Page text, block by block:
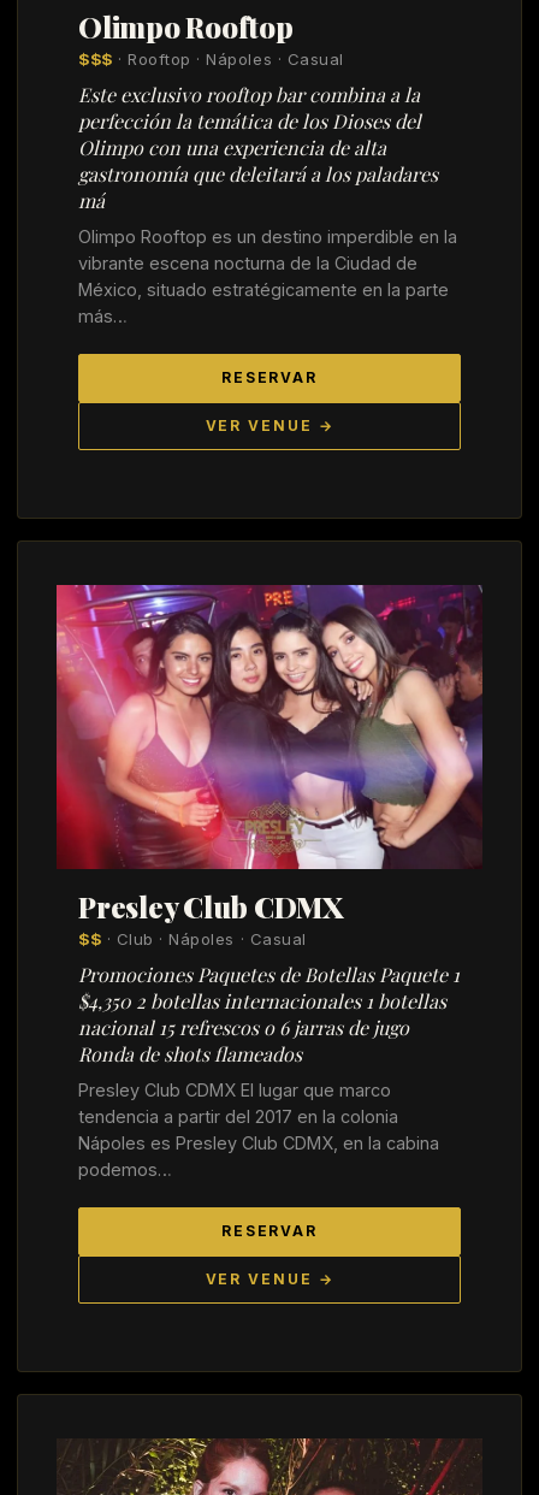
Olimpo Rooftop
$$$ · Rooftop · Nápoles · Casual
Este exclusivo rooftop bar combina a la
perfección la temática de los Dioses del
Olimpo con una experiencia de alta
gastronomía que deleitará a los paladares
má
Olimpo Rooftop es un destino imperdible en la
vibrante escena nocturna de la Ciudad de
México, situado estratégicamente en la parte
más…
RESERVAR
VER VENUE →
Presley Club CDMX
$$ · Club · Nápoles · Casual
Promociones Paquetes de Botellas Paquete 1
$4,350 2 botellas internacionales 1 botellas
nacional 15 refrescos o 6 jarras de jugo
Ronda de shots flameados
Presley Club CDMX El lugar que marco
tendencia a partir del 2017 en la colonia
Nápoles es Presley Club CDMX, en la cabina
podemos…
RESERVAR
VER VENUE →